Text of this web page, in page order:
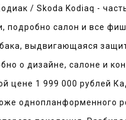
/ Skoda Kodiaq -
подробно салон и все
выдвигающаяся
о дизайне, салоне и
цене 1 999 000 рублей
однопланформенного